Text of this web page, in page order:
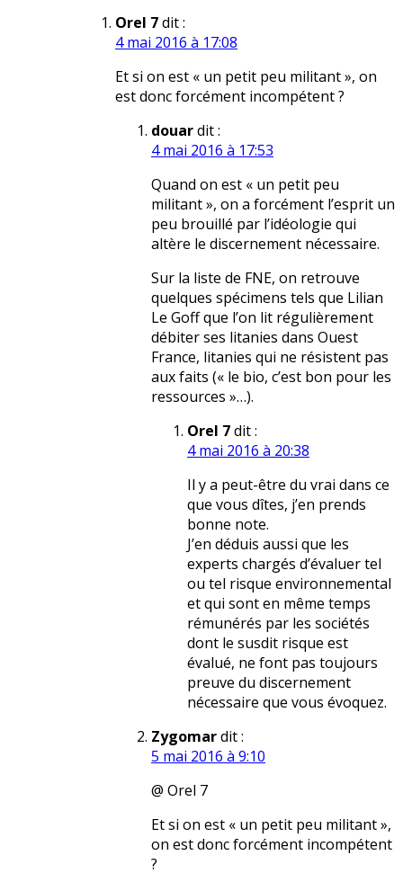
Orel 7dit :
4 mai 2016 à 17:08
Et si on est « un petit peu militant », on
est donc forcément incompétent ?
douardit :
4 mai 2016 à 17:53
Quand on est « un petit peu
militant », on a forcément l’esprit un
peu brouillé par l’idéologie qui
altère le discernement nécessaire.
Sur la liste de FNE, on retrouve
quelques spécimens tels que Lilian
Le Goff que l’on lit régulièrement
débiter ses litanies dans Ouest
France, litanies qui ne résistent pas
aux faits (« le bio, c’est bon pour les
ressources »…).
Orel 7dit :
4 mai 2016 à 20:38
Il y a peut-être du vrai dans ce
que vous dîtes, j’en prends
bonne note.
J’en déduis aussi que les
experts chargés d’évaluer tel
ou tel risque environnemental
et qui sont en même temps
rémunérés par les sociétés
dont le susdit risque est
évalué, ne font pas toujours
preuve du discernement
nécessaire que vous évoquez.
Zygomardit :
5 mai 2016 à 9:10
@ Orel 7
Et si on est « un petit peu militant »,
on est donc forcément incompétent
?